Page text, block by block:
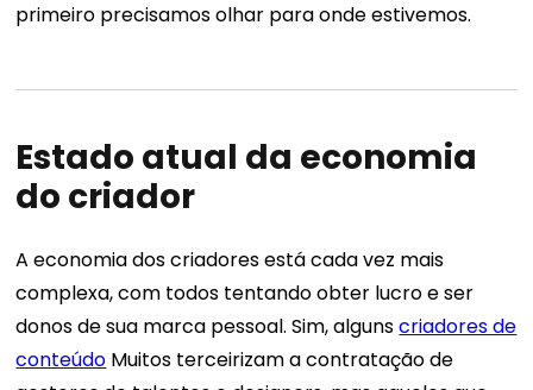
primeiro precisamos olhar para onde estivemos.
Estado atual da economia
do criador
A economia dos criadores está cada vez mais
complexa, com todos tentando obter lucro e ser
donos de sua marca pessoal. Sim, algunscriadores de
conteúdo Muitos terceirizam a contratação de